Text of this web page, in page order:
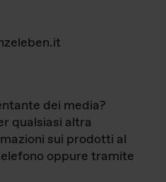
dei media?
qualsiasi altra
sui prodotti al
oppure tramite